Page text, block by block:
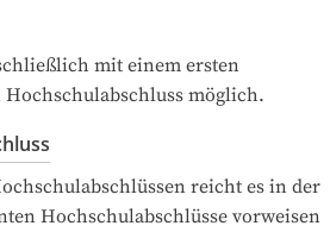
mit einem ersten
möglich.
reicht es in der
Hochschulabschlüsse vorweisen